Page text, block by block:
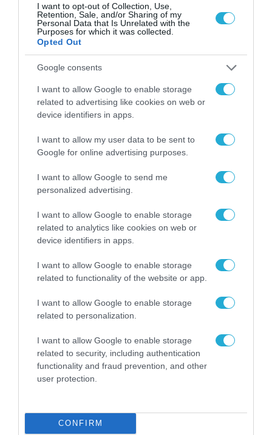
I want to opt-out of Collection, Use,
Retention, Sale, and/or Sharing of my
Personal Data that Is Unrelated with the
Purposes for which it was collected.
Opted Out
Google consents
I want to allow Google to enable storage
related to advertising like cookies on web or
device identifiers in apps.
I want to allow my user data to be sent to
Google for online advertising purposes.
I want to allow Google to send me
personalized advertising.
I want to allow Google to enable storage
related to analytics like cookies on web or
device identifiers in apps.
I want to allow Google to enable storage
related to functionality of the website or app.
I want to allow Google to enable storage
related to personalization.
I want to allow Google to enable storage
related to security, including authentication
functionality and fraud prevention, and other
user protection.
CONFIRM
Gaming Police”
ενισχύει την ασφάλεια
των παιδιών στο
διαδίκτυο
31.07.2026
ΑΑΔΕ: Διευκρινίσεις
για τα πρόστιμα σε
αφορούν τους ΦΗΜ
31.07.2026
Τεχνητή Νοημοσύνη
δεν είναι απλώς μια
νέα τεχνολογία, είναι
επανάσταση»
Νέος οδηγός του ΕΚΤ
των ελληνικών
επιχειρήσεων στον
χώρο της άμυνας
31.07.2026
Η πιο ταξιδιάρικη
βαλίτσα του φετινού
καλοκαιριού έχει την
υπογραφή της Xiaomi
31.07.2026